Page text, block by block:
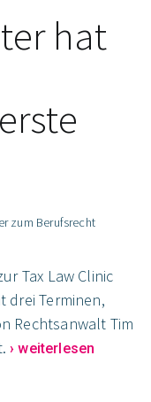
hat
zum Berufsrecht
Tax Law Clinic
drei Terminen,
Rechtsanwalt Tim
› weiterlesen